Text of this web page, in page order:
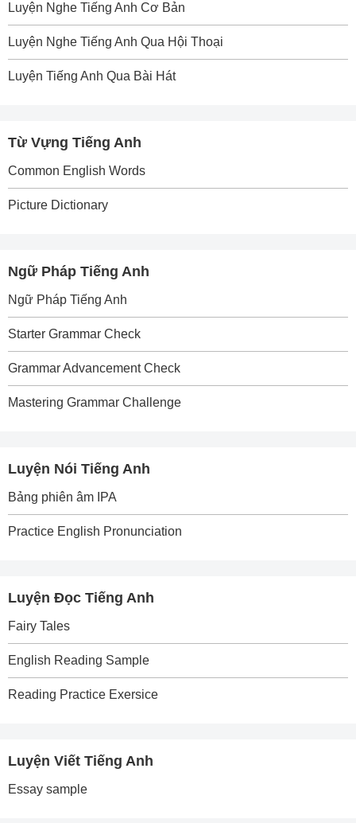
Luyện Nghe Tiếng Anh Cơ Bản
Luyện Nghe Tiếng Anh Qua Hội Thoại
Luyện Tiếng Anh Qua Bài Hát
Từ Vựng Tiếng Anh
Common English Words
Picture Dictionary
Ngữ Pháp Tiếng Anh
Ngữ Pháp Tiếng Anh
Starter Grammar Check
Grammar Advancement Check
Mastering Grammar Challenge
Luyện Nói Tiếng Anh
Bảng phiên âm IPA
Practice English Pronunciation
Luyện Đọc Tiếng Anh
Fairy Tales
English Reading Sample
Reading Practice Exersice
Luyện Viết Tiếng Anh
Essay sample